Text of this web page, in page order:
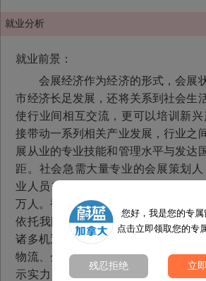
就业分析
就业前景：
会展经济作为经济的形式，会展
市经济长足发展，还将关系到社会生
使行业间相互交流，更可以培训新
接带动一系列相关产业发展，行业之
展从业的专业技能和管理水平与发达
距。社会急需大量专业的会展策划
业人员100多万人，其中从事经营策
万人。被人们誉为“朝阳产业”、“撒
依托我国经济的快速发 展而迅速崛
诸多机遇与挑战，深圳是国际化的城
物流、金融等行业都需要走向世界市
示实力，在走向国 际化的进程，会
您好，我是您的专属
点击立即领取您的专
残忍拒绝 立